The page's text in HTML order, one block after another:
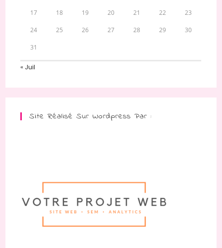
17 18 19 20 21 22 23
24 25 26 27 28 29 30
31
« Juil
Site Réalisé Sur Wordpress Par :